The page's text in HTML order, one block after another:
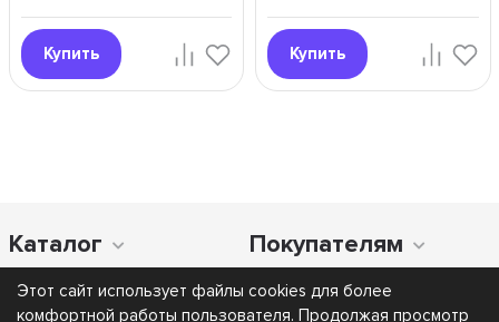
Этот сайт использует файлы cookies для более
комфортной работы пользователя. Продолжая просмотр
Купить Купить
Каталог Покупателям